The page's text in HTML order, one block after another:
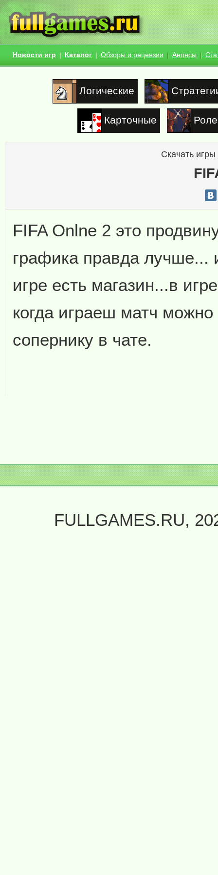
Новости игр Каталог Обзоры и рецензии Анонсы
Логические
Карточные
Скачать
FIFA Onlne 2 это
графика правда лучше...
игре есть магазин...в
когда играеш матч можно
сопернику в чате.
FULLGAMES.RU,